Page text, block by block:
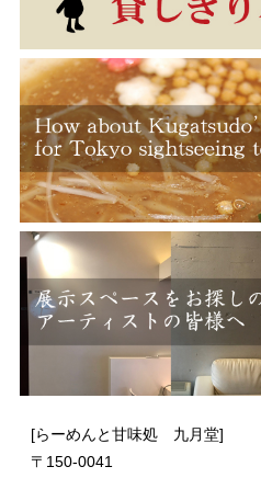
[らーめんと甘味処 九月堂]
〒 150-0041